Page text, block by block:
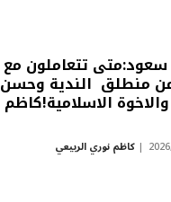
تتعاملون مع
منطلق الندية وحسن
الاسلامية!كاظم
كاظم نوري الربيعي